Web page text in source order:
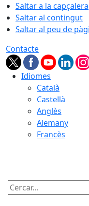
Saltar a la capçalera
Saltar al contingut
Saltar al peu de
Contacte
Idiomes
Català
Castellà
Anglès
Alemany
Francès
Cercar: